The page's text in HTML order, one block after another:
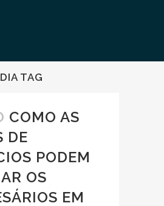
TAG
COMO AS
DE
PODEM
OS
EM